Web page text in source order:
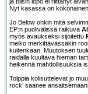
Nyt kasassa on
Jo Below onkin mitä
EP:n puolivälissä raikuva
myös avaukseksi sijoitettu
melko merkittävässäkin
kuitenkaan. Muutoksen
raidalla kuultava hieman
heikennä mahdollisuuksia
Tolppia kolisuttelevat jo
rock’ saanee